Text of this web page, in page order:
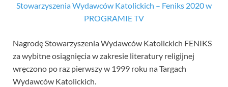
Stowarzyszenia Wydawców Katolickich – Feniks 2020 w
PROGRAMIE TV
Nagrodę Stowarzyszenia Wydawców Katolickich FENIKS
za wybitne osiągnięcia w zakresie literatury religijnej
wręczono po raz pierwszy w 1999 roku na Targach
Wydawców Katolickich.